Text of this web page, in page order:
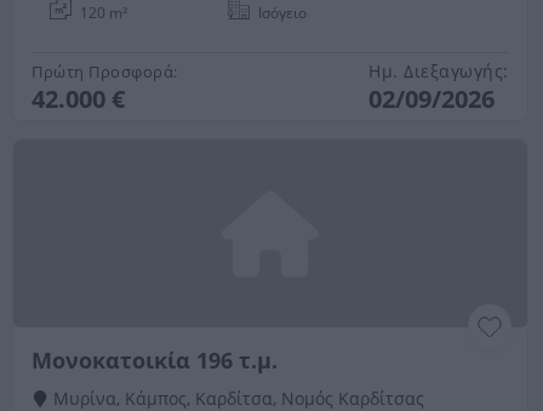
120 m² Ισόγειο
Πρώτη Προσφορά:
42.000 €
Ημ. Διεξαγωγής:
02/09/2026
Μονοκατοικία 196 τ.μ.
Μυρίνα, Κάμπος, Καρδίτσα, Νομός Καρδίτσας